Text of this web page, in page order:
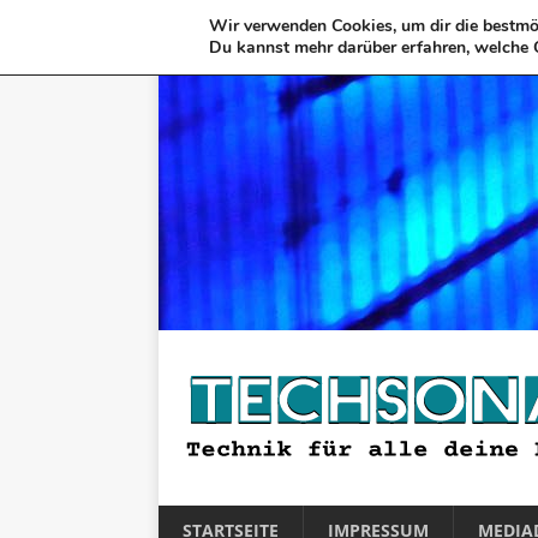
STARTSEITE IMPRESSUM
Wir verwenden Cookies, um dir die
Du kannst mehr darüber erfahren,